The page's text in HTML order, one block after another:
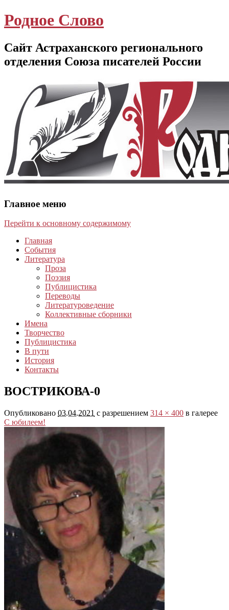
Родное Слово
Сайт Астраханского регионального
отделения Союза писателей России
Главное меню
Перейти к основному содержимому
Главная
События
Литература
Проза
Поэзия
Публицистика
Переводы
Литературоведение
Коллективные сборники
Имена
Творчество
Публицистика
В пути
История
Контакты
ВОСТРИКОВА-0
Опубликовано 03.04.2021 с разрешением 314 × 400 в галерее
С юбилеем!